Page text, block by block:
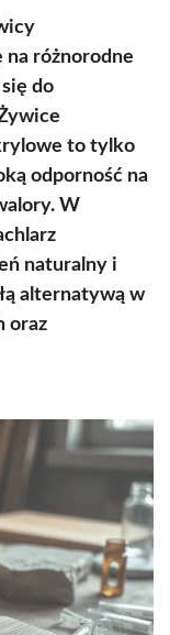
różnorodne
do
to tylko
odporność na
W
naturalny i
alternatywą w
oraz